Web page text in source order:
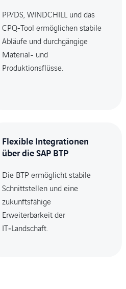
PP/DS, WINDCHILL und das
CPQ‑Tool ermöglichen stabile
Abläufe und durchgängige
Material- und
Produktionsflüsse.
Flexible Integrationen
über die SAP BTP
Die BTP ermöglicht stabile
Schnittstellen und eine
zukunftsfähige
Erweiterbarkeit der
IT‑Landschaft.